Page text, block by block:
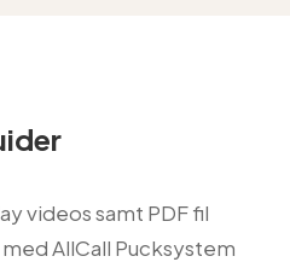
videos samt PDF fil
AllCall Pucksystem